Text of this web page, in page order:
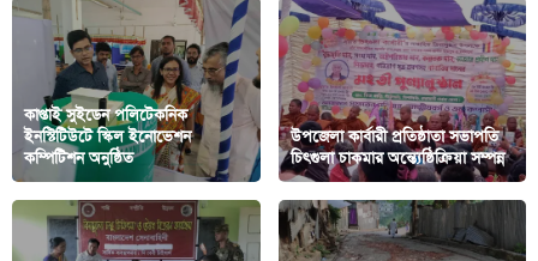
কাপ্তাই সুইডেন পলিটেকনিক
ইনস্টিটিউটে স্কিল ইনোভেশন
কম্পিটিশন অনুষ্ঠিত
উপজেলা কার্বারী প্রতিষ্ঠাতা সভাপতি
চিৎগুলা চাকমার অন্ত্যেষ্ঠিক্রিয়া সম্পন্ন